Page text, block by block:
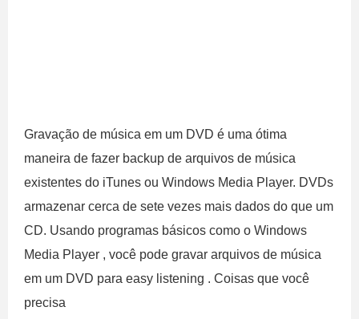
Gravação de música em um DVD é uma ótima
maneira de fazer backup de arquivos de música
existentes do iTunes ou Windows Media Player. DVDs
armazenar cerca de sete vezes mais dados do que um
CD. Usando programas básicos como o Windows
Media Player , você pode gravar arquivos de música
em um DVD para easy listening . Coisas que você
precisa